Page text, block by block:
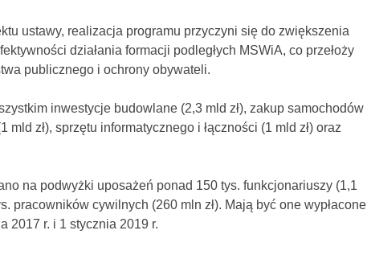
ustawy, realizacja programu przyczyni się do zwiększenia
działania formacji podległych MSWiA, co przełoży
publicznego i ochrony obywateli.
inwestycje budowlane (2,3 mld zł), zakup samochodów
mld zł), sprzętu informatycznego i łączności (1 mld zł) oraz
na podwyżki uposażeń ponad 150 tys. funkcjonariuszy (1,1
pracowników cywilnych (260 mln zł). Mają być one wypłacone
2017 r. i 1 stycznia 2019 r.